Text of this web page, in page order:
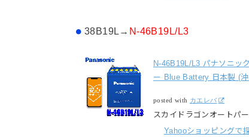
38B19L→ N-46B19L/L3
N-46B19L/L3 パナソニッ
ー Blue Battery 日本製 (
posted with カエレバ
スカイドラゴンオートパ
Yahooショッピングで